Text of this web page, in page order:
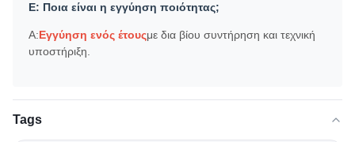
Ε: Ποια είναι η εγγύηση ποιότητας;
Α:Εγγύηση ενός έτουςμε δια βίου συντήρηση και τεχνική
υποστήριξη.
Tags